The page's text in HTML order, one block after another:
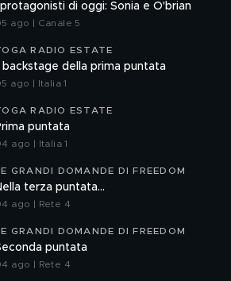
I protagonisti di oggi: Sonia e O'brian
ago | Canale 5
RADIO ESTATE
Il backstage della prima puntata
ago | Italia 1
RADIO ESTATE
puntata
ago | Italia 1
GRANDI DOMANDE DI FREEDOM
terza puntata...
ago | Rete 4
GRANDI DOMANDE DI FREEDOM
puntata
ago | Rete 4